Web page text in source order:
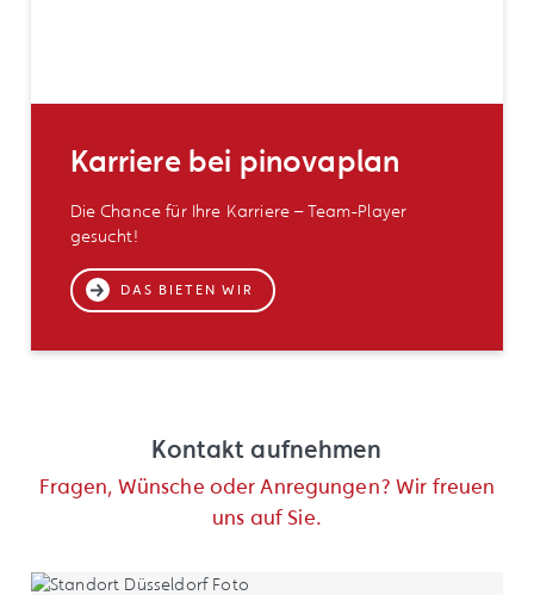
Karriere bei pinovaplan
Die Chance für Ihre Karriere – Team-Player
gesucht!
DAS BIETEN WIR
Kontakt aufnehmen
Fragen, Wünsche oder Anregungen? Wir freuen
uns auf Sie.